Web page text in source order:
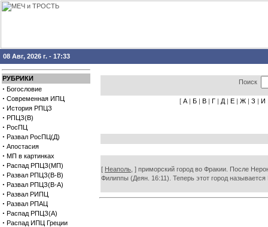
08 Авг, 2026 г. - 17:33
РУБРИКИ
· Богословие
· Современная ИПЦ
· История РПЦЗ
· РПЦЗ(В)
· РосПЦ
· Развал РосПЦ(Д)
· Апостасия
· МП в картинках
· Распад РПЦЗ(МП)
· Развал РПЦЗ(В-В)
· Развал РПЦЗ(В-А)
· Развал РИПЦ
· Развал РПАЦ
· Распад РПЦЗ(А)
· Распад ИПЦ Греции
Поиск
[ А | Б | В | Г | Д | Е | Ж | З | И
[ Неаполь, ] приморский город во Фракии. После
Филиппы (Деян. 16:11). Теперь этот город называется